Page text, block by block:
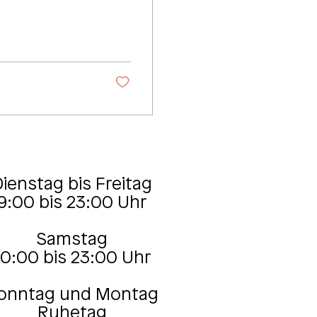
bis Freitag
bis 23:00 Uhr
Samstag
bis 23:00 Uhr
und Montag